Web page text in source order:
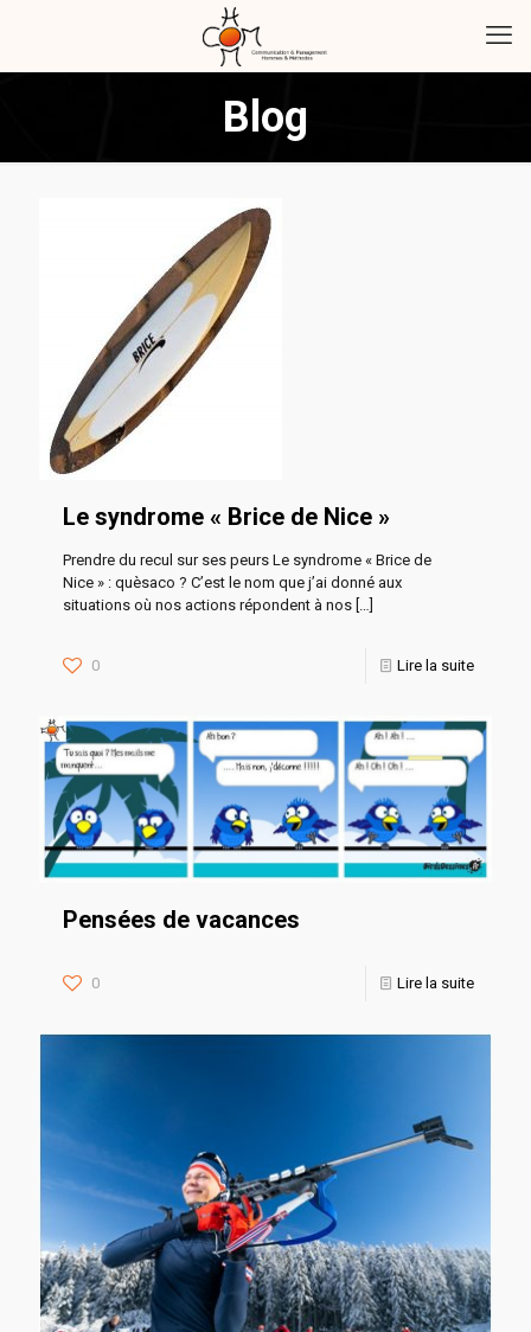
Blog
Le syndrome « Brice de Nice »
Prendre du recul sur ses peurs Le syndrome « Brice de
Nice » : quèsaco ? C’est le nom que j’ai donné aux
situations où nos actions répondent à nos […]
0 Lire la suite
Pensées de vacances
0 Lire la suite